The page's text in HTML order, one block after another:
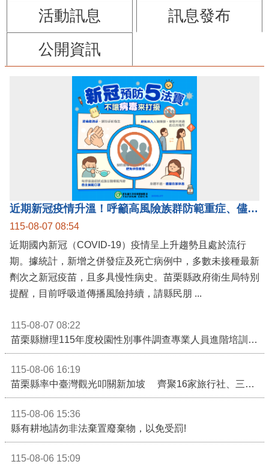
活動訊息
訊息發布
公開資訊
近期新冠疫情升溫！呼籲高風險族群防範重症、儘速接種疫苗及早就醫
115-08-07 08:54
近期國內新冠（COVID-19）疫情呈上升趨勢且處於流行
期。據統計，新增之併發症及死亡病例中，多數未接種最新
劑次之新冠疫苗，且多具慢性病史。苗栗縣政府衛生局特別
提醒，目前呼吸道傳播風險持續，請縣民朋 ...
115-08-07 08:22
苗栗縣辦理115年度校園性別事件調查專業人員進階培訓 深化調查實務能力 持續打造安全友善校園
115-08-06 16:19
苗栗縣率中臺灣觀光叩關新加坡 齊聚16家旅行社、三大航空 NATAS旅展開賣主題遊程
115-08-06 15:36
縣有耕地請勿非法棄置廢棄物，以免受罰!
115-08-06 15:09